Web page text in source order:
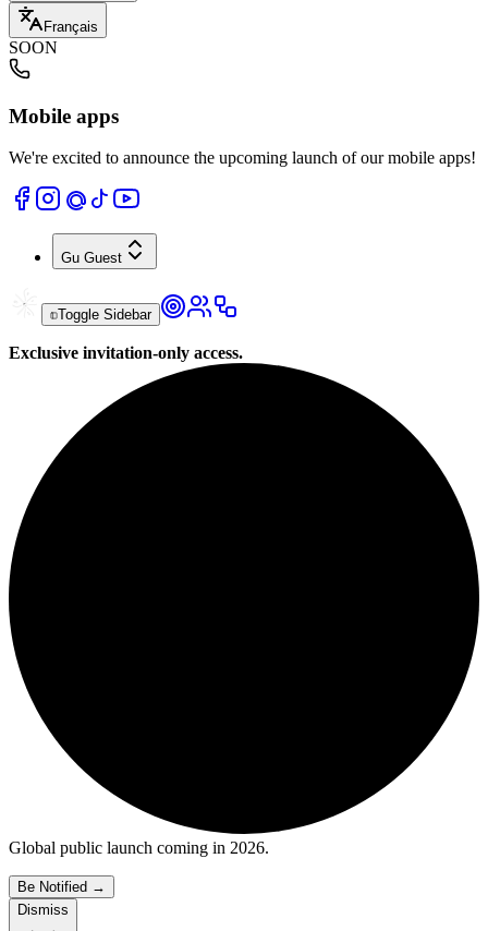
Français
SOON
Mobile apps
We're excited to announce the upcoming launch of our mobile apps!
Gu Guest
Toggle Sidebar
Exclusive invitation-only access.
Global public launch coming in 2026.
Be Notified →
Dismiss